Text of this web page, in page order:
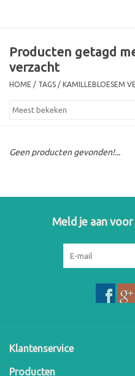
Merken
Producten getagd
verzacht
HOME / TAGS / KAMILLEBLOESEM
Geen producten gevonden!...
Meld je aan
Klantenservice
Producten